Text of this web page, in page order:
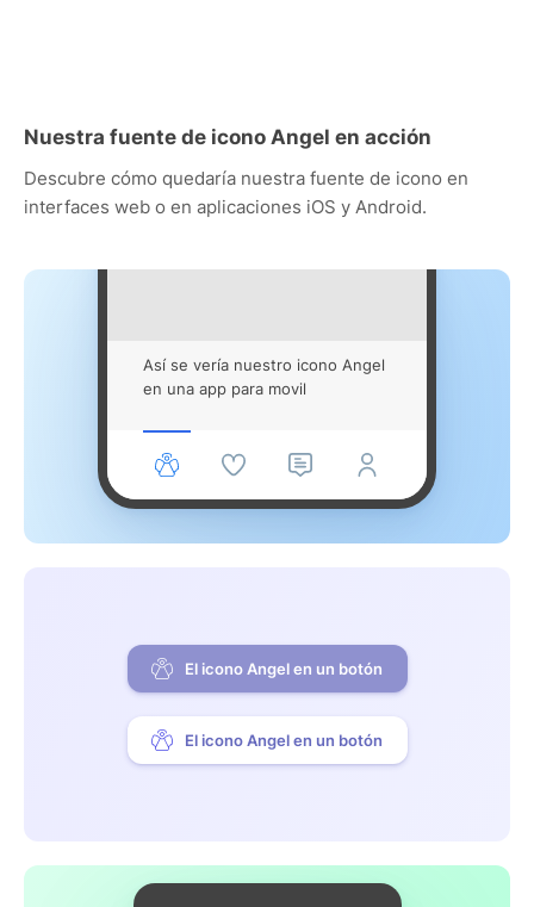
Nuestra fuente de icono Angel en acción
Descubre cómo quedaría nuestra fuente de icono en
interfaces web o en aplicaciones iOS y Android.
Así se vería nuestro icono Angel
en una app para movil
El icono Angel en un botón
El icono Angel en un botón